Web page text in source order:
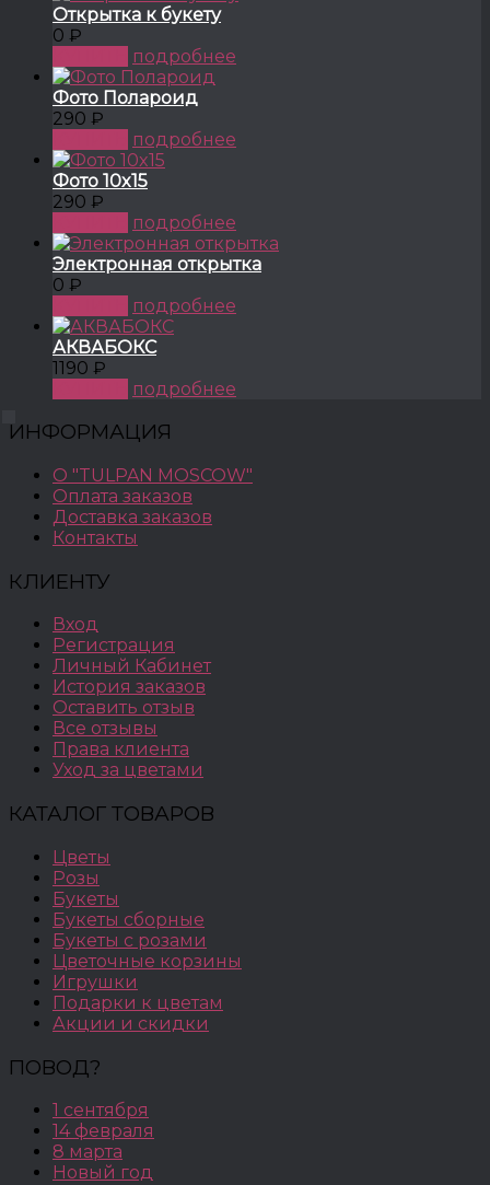
Открытка к букету
0 ₽
подробнее
Фото Полароид
290 ₽
подробнее
Фото 10x15
290 ₽
подробнее
Электронная открытка
0 ₽
подробнее
АКВАБОКС
1190 ₽
подробнее
ИНФОРМАЦИЯ
О "TULPAN MOSCOW"
Оплата заказов
Доставка заказов
Контакты
КЛИЕНТУ
Вход
Регистрация
Личный Кабинет
История заказов
Оставить отзыв
Все отзывы
Права клиента
Уход за цветами
КАТАЛОГ ТОВАРОВ
Цветы
Розы
Букеты
Букеты сборные
Букеты с розами
Цветочные корзины
Игрушки
Подарки к цветам
Акции и скидки
ПОВОД?
1 сентября
14 февраля
8 марта
Новый год